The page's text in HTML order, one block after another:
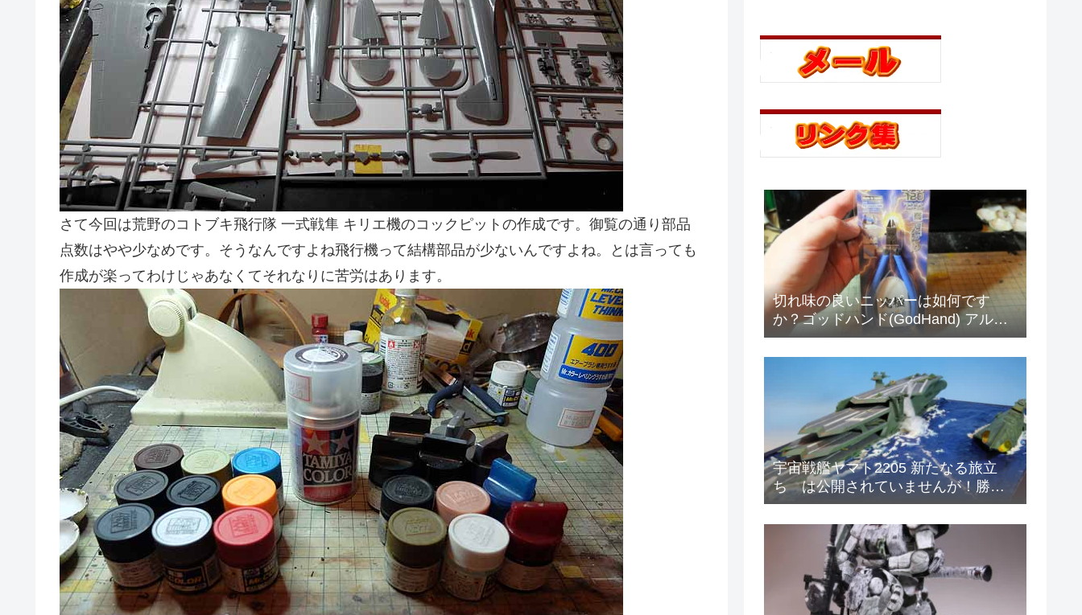
さて今回は荒野のコトブキ飛行隊 一式戦隼 キリエ機のコックピットの作成です。御覧の通り部品
点数はやや少なめです。そうなんですよね飛行機って結構部品が少ないんですよね。とは言っても
作成が楽ってわけじゃあなくてそれなりに苦労はあります。
切れ味の良いニッパーは如何です
か？ゴッドハンド(GodHand) アルテ
ィメットニッパー5.0
宇宙戦艦ヤマト2205 新たなる旅立
ち は公開されていませんが！勝手
に妄想 マザータウンの海の戦い！